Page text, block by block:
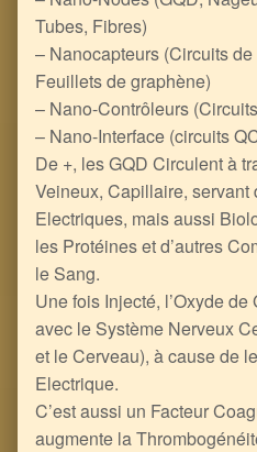
Tubes, Fibres)
– Nanocapteurs (Circuits
Feuillets de graphène)
– Nano-Contrôleurs
– Nano-Interface (circuits
De +, les GQD Circulent à
Veineux, Capillaire, servant
Electriques, mais aussi
les Protéines et d’autres
le Sang.
Une fois Injecté, l’Oxyde
avec le Système Nerveux
et le Cerveau), à cause de
Electrique.
C’est aussi un Facteur
augmente la